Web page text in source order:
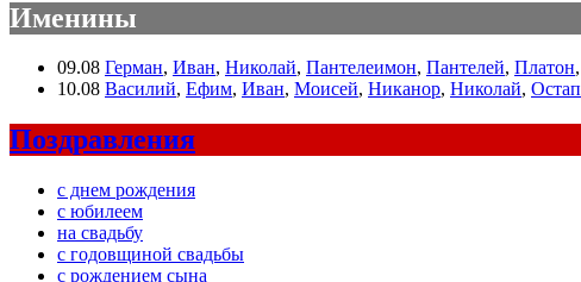
Именины
09.08 Герман, Иван, Николай, Пантелеимон, Пантелей, Платон,
10.08 Василий, Ефим, Иван, Моисей, Никанор, Николай, Остап
Поздравления
с днем рождения
с юбилеем
на свадьбу
с годовщиной свадьбы
с рождением сына